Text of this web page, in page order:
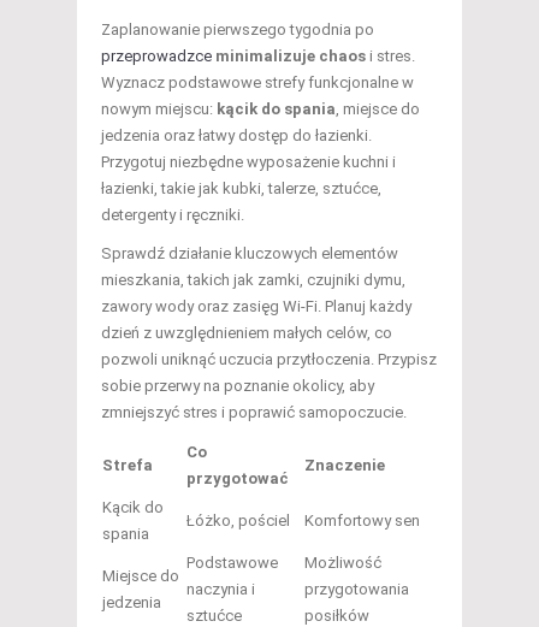
Zaplanowanie pierwszego tygodnia po
przeprowadzce minimalizuje chaos i stres.
Wyznacz podstawowe strefy funkcjonalne w
nowym miejscu: kącik do spania, miejsce do
jedzenia oraz łatwy dostęp do łazienki.
Przygotuj niezbędne wyposażenie kuchni i
łazienki, takie jak kubki, talerze, sztućce,
detergenty i ręczniki.
Sprawdź działanie kluczowych elementów
mieszkania, takich jak zamki, czujniki dymu,
zawory wody oraz zasięg Wi-Fi. Planuj każdy
dzień z uwzględnieniem małych celów, co
pozwoli uniknąć uczucia przytłoczenia. Przypisz
sobie przerwy na poznanie okolicy, aby
zmniejszyć stres i poprawić samopoczucie.
Strefa
Co
przygotować
Znaczenie
Kącik do
spania
Łóżko, pościel Komfortowy sen
Miejsce do
jedzenia
Podstawowe
naczynia i
sztućce
Możliwość
przygotowania
posiłków